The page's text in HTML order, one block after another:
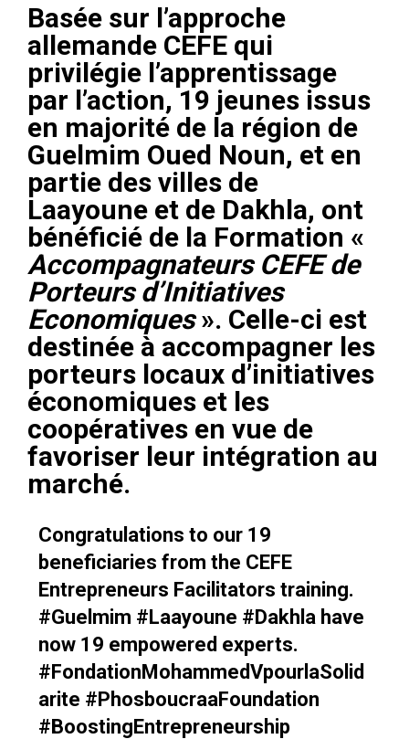
Basée sur l’approche
allemande CEFE qui
privilégie l’apprentissage
par l’action, 19 jeunes issus
en majorité de la région de
Guelmim Oued Noun, et en
partie des villes de
Laayoune et de Dakhla, ont
bénéficié de la Formation «
Accompagnateurs CEFE de
Porteurs d’Initiatives
Economiques». Celle-ci est
destinée à accompagner les
porteurs locaux d’initiatives
économiques et les
coopératives en vue de
favoriser leur intégration au
marché.
Congratulations to our 19
beneficiaries from the CEFE
Entrepreneurs Facilitators training.
#Guelmim #Laayoune #Dakhla have
now 19 empowered experts.
#FondationMohammedVpourlaSolid
arite #PhosboucraaFoundation
#BoostingEntrepreneurship